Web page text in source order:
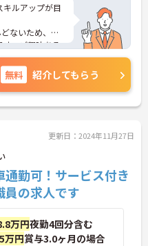
ルアップが目
ないため、ワ
。ご興味ある
に詳細をお話
ださい！
無料 紹介してもらう
更新日：2024年11月27日
通勤可！サービス付き
員の求人です
万円夜勤4回分含む
万円賞与3.0ヶ月の場合